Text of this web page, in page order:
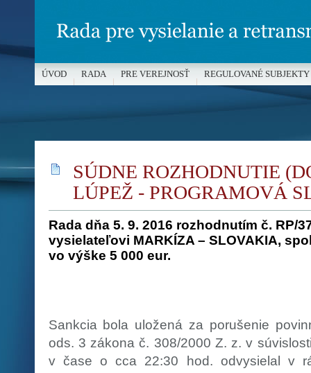
SÚDNE ROZHODNUTIE
LÚPEŽ - PROGRAMOVÁ
Rada dňa 5. 9. 2016 rozhodnutím č. RP/
vysielateľovi MARKÍZA – SLOVAKIA,
vo výške 5 000 eur.
Sankcia bola uložená za porušenie
ods. 3 zákona č. 308/2000 Z. z. v
v čase o cca 22:30 hod. odvysielal v
ÚVOD RADA PRE VEREJNOSŤ REGULOVANÉ SUBJEKTY